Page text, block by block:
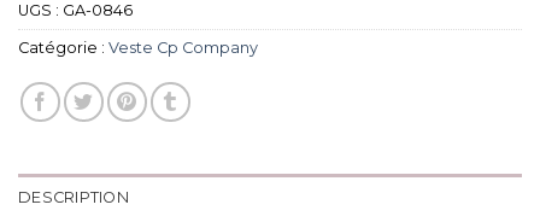
UGS : GA-0846
Catégorie : Veste Cp Company
DESCRIPTION